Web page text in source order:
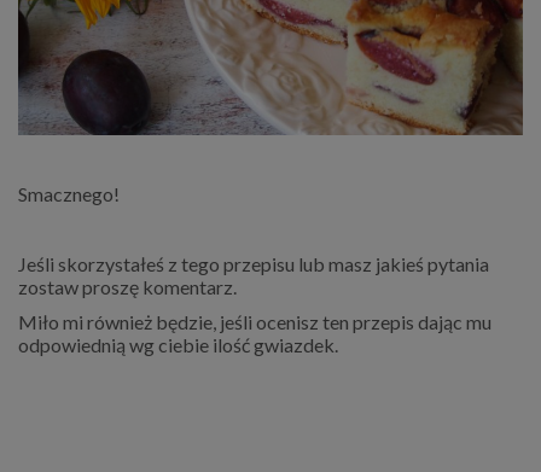
Smacznego!
Jeśli skorzystałeś z tego przepisu lub masz jakieś pytania
zostaw proszę komentarz.
Miło mi również będzie, jeśli ocenisz ten przepis dając mu
odpowiednią wg ciebie ilość gwiazdek.